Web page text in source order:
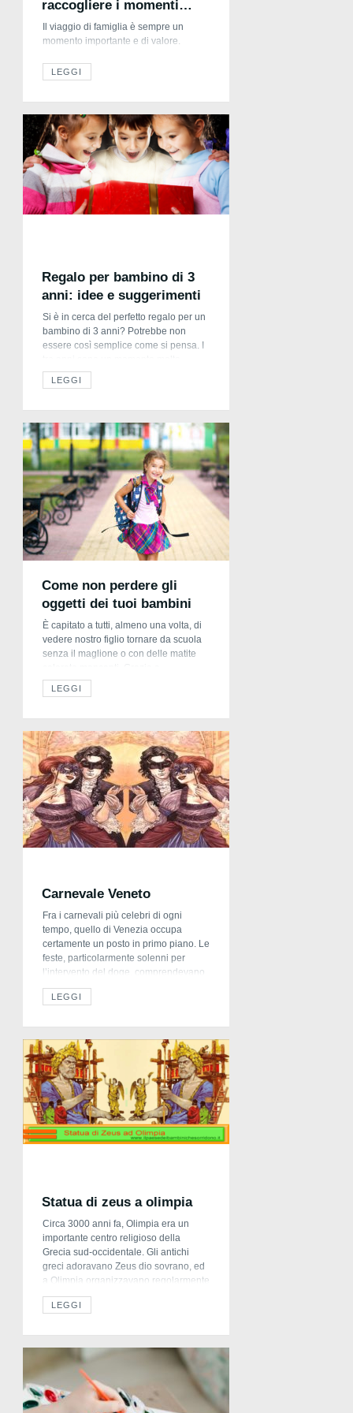
raccogliere i momenti
migliori
Il viaggio di famiglia è sempre un
momento importante e di valore.
insieme andando alla scoperta di posti
nuovi e luoghi spesso mai visti prima.
conservare nella propria memoria, ma
anche da rivedere ogni volta che si […]
LEGGI
Regalo per bambino di 3
anni: idee e suggerimenti
Si è in cerca del perfetto regalo per un
bambino di 3 anni? Potrebbe non
essere così semplice come si pensa. I
importante nella vita di un bambino,
che comincia a sviluppare le abilità più
questo momento […]
LEGGI
Come non perdere gli
oggetti dei tuoi bambini
È capitato a tutti, almeno una volta, di
vedere nostro figlio tornare da scuola
senza il maglione o con delle matite
Stellasticker, questo non accadrà più!
É un’azienda specializzata nella
per etichettare i vestiti, il materiale
scolastico, la borraccia, la scatola del
[…]
LEGGI
Carnevale Veneto
Fra i carnevali più celebri di ogni
tempo, quello di Venezia occupa
certamente un posto in primo piano. Le
feste, particolarmente solenni per
l’intervento del doge, comprendevano
varie manifestazioni. Nel 1162 il doge
Vitale Michiel II vinse il patriarca
prigioniero proprio il giorno del giovedi
grasso, con i suoi dodici […]
LEGGI
Statua di zeus a olimpia
Circa 3000 anni fa, Olimpia era un
importante centro religioso della
Grecia sud-occidentale. Gli antichi
greci adoravano Zeus dio sovrano, ed
a Olimpia organizzavano regolarmente
celebrazioni in suo onore che
comprendevano competizioni
tennero nel 776 a.C. e da allora, la
manifestazione fu ripetuta ogni quattro
anni per oltre 1100 […]
LEGGI